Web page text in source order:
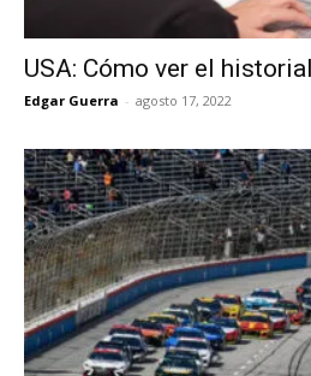
USA: Cómo ver el
Edgar Guerra - agosto 17, 2022